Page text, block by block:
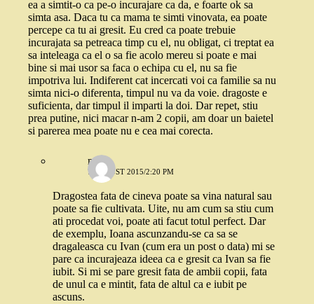
ea a simtit-o ca pe-o incurajare ca da, e foarte ok sa
simta asa. Daca tu ca mama te simti vinovata, ea poate
percepe ca tu ai gresit. Eu cred ca poate trebuie
incurajata sa petreaca timp cu el, nu obligat, ci treptat ea
sa inteleaga ca el o sa fie acolo mereu si poate e mai
bine si mai usor sa faca o echipa cu el, nu sa fie
impotriva lui. Indiferent cat incercati voi ca familie sa nu
simta nici-o diferenta, timpul nu va da voie. dragoste e
suficienta, dar timpul il imparti la doi. Dar repet, stiu
prea putine, nici macar n-am 2 copii, am doar un baietel
si parerea mea poate nu e cea mai corecta.
marc
7 AUGUST 2015/2:20 PM
Dragostea fata de cineva poate sa vina natural sau
poate sa fie cultivata. Uite, nu am cum sa stiu cum
ati procedat voi, poate ati facut totul perfect. Dar
de exemplu, Ioana ascunzandu-se ca sa se
dragaleasca cu Ivan (cum era un post o data) mi se
pare ca incurajeaza ideea ca e gresit ca Ivan sa fie
iubit. Si mi se pare gresit fata de ambii copii, fata
de unul ca e mintit, fata de altul ca e iubit pe
ascuns.